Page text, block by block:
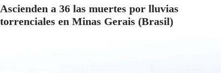
Ascienden a 36 las muertes por lluvias
torrenciales en Minas Gerais (Brasil)